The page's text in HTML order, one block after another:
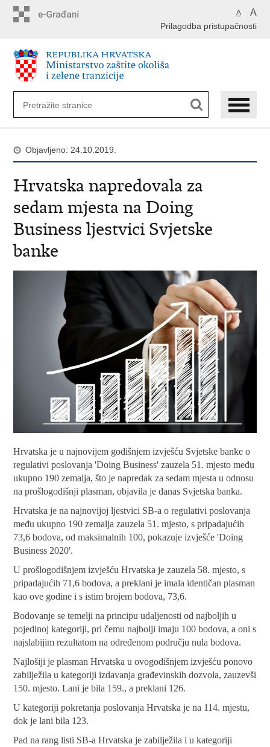
A A
Prilagodba pristupačnosti
Objavljeno: 24.10.2019.
Hrvatska napredovala za
sedam mjesta na Doing
Business ljestvici Svjetske
banke
Hrvatska je u najnovijem godišnjem izvješću Svjetske banke o
regulativi poslovanja 'Doing Business' zauzela 51. mjesto među
ukupno 190 zemalja, što je napredak za sedam mjesta u odnosu
na prošlogodišnji plasman, objavila je danas Svjetska banka.
Hrvatska je na najnovijoj ljestvici SB-a o regulativi poslovanja
među ukupno 190 zemalja zauzela 51. mjesto, s pripadajućih
73,6 bodova, od maksimalnih 100, pokazuje izvješće 'Doing
Business 2020'.
U prošlogodišnjem izvješću Hrvatska je zauzela 58. mjesto, s
pripadajućih 71,6 bodova, a preklani je imala identičan plasman
kao ove godine i s istim brojem bodova, 73,6.
Bodovanje se temelji na principu udaljenosti od najboljih u
pojedinoj kategoriji, pri čemu najbolji imaju 100 bodova, a oni s
najslabijim rezultatom na određenom području nula bodova.
Najlošiji je plasman Hrvatska u ovogodišnjem izvješću ponovo
zabilježila u kategoriji izdavanja građevinskih dozvola, zauzevši
150. mjesto. Lani je bila 159., a preklani 126.
U kategoriji pokretanja poslovanja Hrvatska je na 114. mjestu,
dok je lani bila 123.
Pad na rang listi SB-a Hrvatska je zabilježila i u kategoriji